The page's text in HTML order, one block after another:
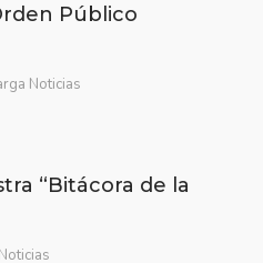
Público
Noticias
“Bitácora de la